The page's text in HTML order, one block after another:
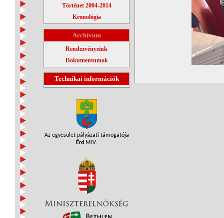
Történet 2004-2014
Kronológia
Archívum
Rendezvényeink
Dokumentumok
Technikai információk
Az egyesület pályázati támogatója
Érd MJV.